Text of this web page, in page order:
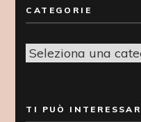
CATEGORIE
Categorie
TI PUÒ